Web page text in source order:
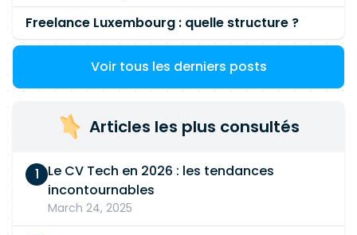
Freelance Luxembourg : quelle structure ?
Voir tous les derniers posts
Articles les plus consultés
Le CV Tech en 2026 : les tendances
incontournables
March 24, 2025